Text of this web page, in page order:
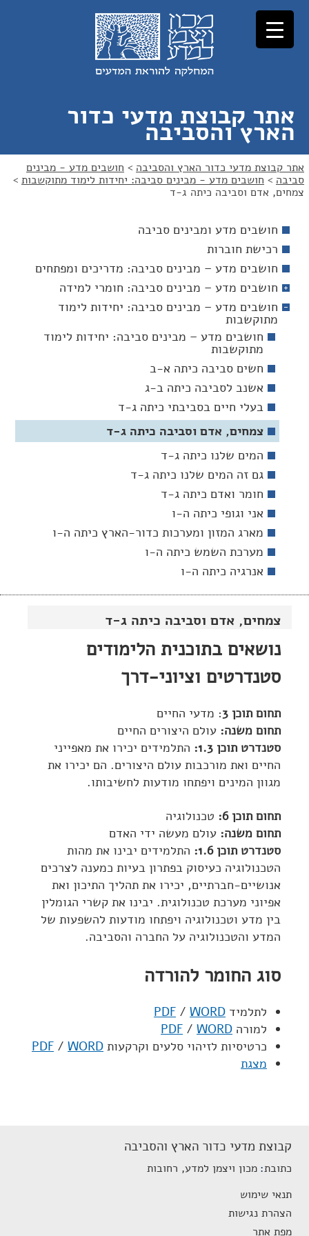
לתוכן
לניווט
אתר קבוצת מדעי כדור
הארץ והסביבה
אתר קבוצת מדעי כדור הארץ והסביבה > חושבים מדע - מבינים
סביבה > חושבים מדע - מבינים סביבה: יחידות לימוד מתוקשבות >
צמחים, אדם וסביבה כיתה ג-ד
צמחים, אדם וסביבה כיתה ג-ד
נושאים בתוכנית הלימודים
סטנדרטים וציוני-דרך
תחום תוכן 3
: מדעי החיים
תחום משנה: עולם היצורים החיים
סטנדרט תוכן 1.3:
התלמידים יכירו את מאפייני
החיים ואת מורכבות עולם היצורים. הם יכירו את
מגוון המינים ויפתחו מודעות לחשיבותו.
תחום תוכן 6:
טכנולוגיה
תחום משנה: עולם מעשה ידי האדם
סטנדרט תוכן 1.6:
התלמידים יבינו את מהות
הטכנולוגיה כעיסוק בפתרון בעיות כמענה לצרכים
אנושיים-חברתיים, יכירו את תהליך התיכון ואת
אפיוני מערכת טכנולוגית. יבינו את קשרי הגומלין
בין מדע וטכנולוגיה ויפתחו מודעות להשפעות של
המדע והטכנולוגיה על החברה והסביבה.
סוג החומר להורדה
לתלמיד PDF / WORD
למורה
PDF / WORD
כרטיסיות לזיהוי סלעים וקרקעות
PDF / WORD
מצגת
חושבים מדע ומבינים סביבה
רכישת חוברות
חושבים מדע – מבינים סביבה: מדריכים ומפתחים
חושבים מדע – מבינים סביבה: חומרי למידה
חושבים מדע – מבינים סביבה: יחידות לימוד
מתוקשבות
חושבים מדע – מבינים סביבה: יחידות לימוד
מתוקשבות
חשים סביבה כיתה א-ב
אשנב לסביבה כיתה ב-ג
בעלי חיים בסביבתי כיתה ג-ד
צמחים, אדם וסביבה כיתה ג-ד
המים שלנו כיתה ג-ד
גם זה המים שלנו כיתה ג-ד
חומר ואדם כיתה ג-ד
אני וגופי כיתה ה-ו
מארג המזון ומערכות כדור-הארץ כיתה ה-ו
מערכת השמש כיתה ה-ו
אנרגיה כיתה ה-ו
קבוצת מדעי כדור הארץ והסביבה
כתובת מכון ויצמן למדע, רחובות
תנאי שימוש
הצהרת נגישות
מפת אתר